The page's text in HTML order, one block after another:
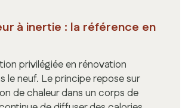
à inertie : la référence en
privilégiée en rénovation
le neuf. Le principe repose sur
de chaleur dans un corps de